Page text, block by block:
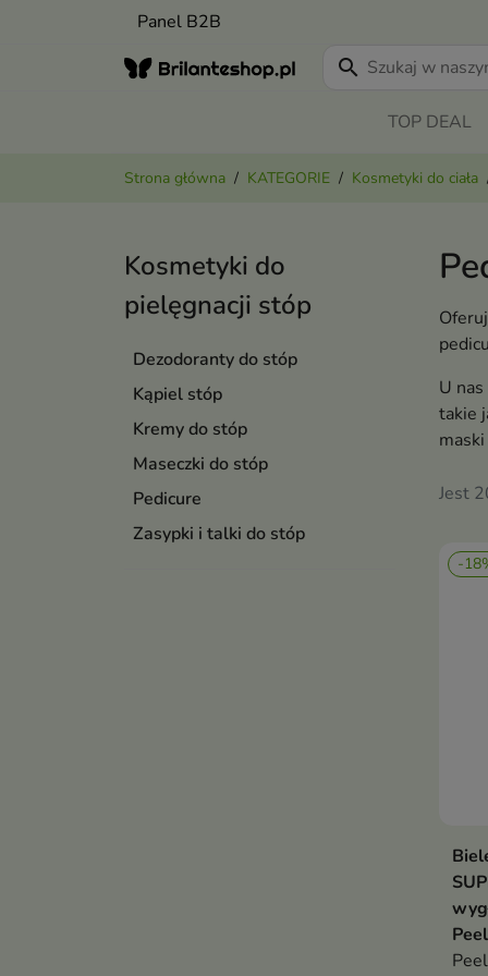
Panel B2B
search
TOP DEAL
Strona główna KATEGORIE Kosmetyki do ciała
Kosmetyki do
pielęgnacji stóp
Dezodoranty do stóp
Kąpiel stóp
Kremy do stóp
Maseczki do stóp
Pedicure
Zasypki i talki do stóp
U
takie
Jest
-